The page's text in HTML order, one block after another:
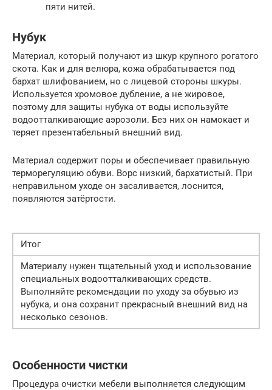
пяти нитей.
Нубук
Материал, который получают из шкур крупного рогатого
скота. Как и для велюра, кожа обрабатывается под
бархат шлифованием, но с лицевой стороны шкуры.
Используется хромовое дубление, а не жировое,
поэтому для защиты нубука от воды используйте
водоотталкивающие аэрозоли. Без них он намокает и
теряет презентабельный внешний вид.
Материал содержит поры и обеспечивает правильную
терморегуляцию обуви. Ворс низкий, бархатистый. При
неправильном уходе он засаливается, лоснится,
появляются затёртости.
Итог
Материалу нужен тщательный уход и использование
специальных водоотталкивающих средств.
Выполняйте рекомендации по уходу за обувью из
нубука, и она сохранит прекрасный внешний вид на
несколько сезонов.
Особенности чистки
Процедура очистки мебели выполняется следующим